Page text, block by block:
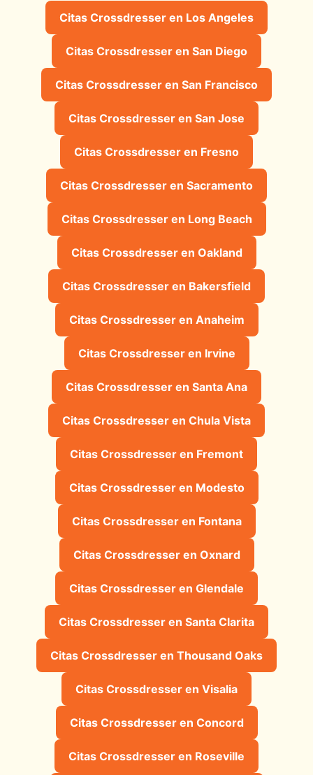
Citas Crossdresser en Los Angeles
Citas Crossdresser en San Diego
Citas Crossdresser en San Francisco
Citas Crossdresser en San Jose
Citas Crossdresser en Fresno
Citas Crossdresser en Sacramento
Citas Crossdresser en Long Beach
Citas Crossdresser en Oakland
Citas Crossdresser en Bakersfield
Citas Crossdresser en Anaheim
Citas Crossdresser en Irvine
Citas Crossdresser en Santa Ana
Citas Crossdresser en Chula Vista
Citas Crossdresser en Fremont
Citas Crossdresser en Modesto
Citas Crossdresser en Fontana
Citas Crossdresser en Oxnard
Citas Crossdresser en Glendale
Citas Crossdresser en Santa Clarita
Citas Crossdresser en Thousand Oaks
Citas Crossdresser en Visalia
Citas Crossdresser en Concord
Citas Crossdresser en Roseville